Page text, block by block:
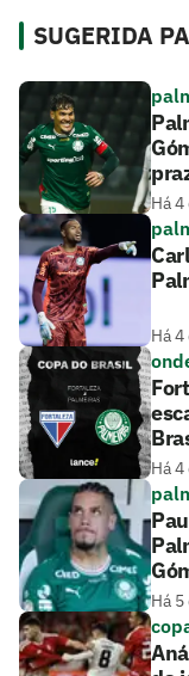
SUGERIDA
Há 4
Há 4
Há 4
Há 5